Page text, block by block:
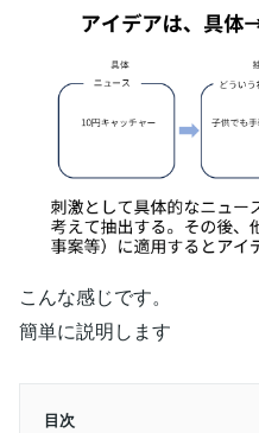
こんな感じです。
簡単に説明します
目次